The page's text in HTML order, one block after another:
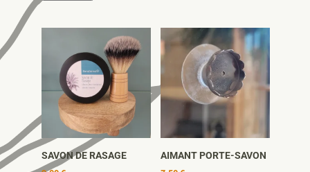
SAVON DE RASAGE AIMANT PORTE-SAVON